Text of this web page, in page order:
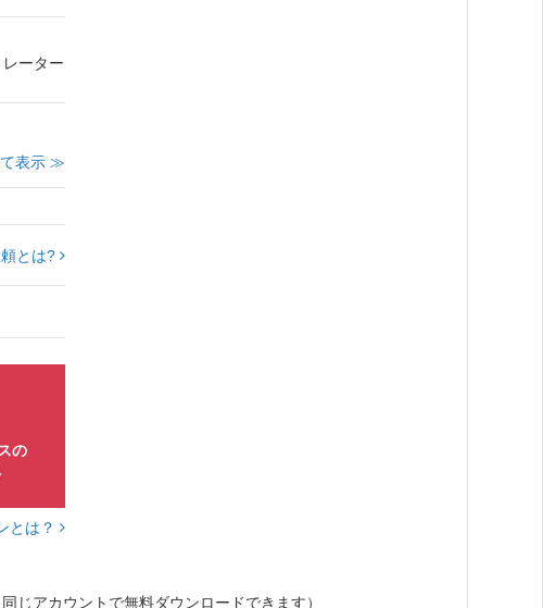
ーター
表示 ≫
とは?
の
とは？
同じアカウントで無料ダウンロードできます）